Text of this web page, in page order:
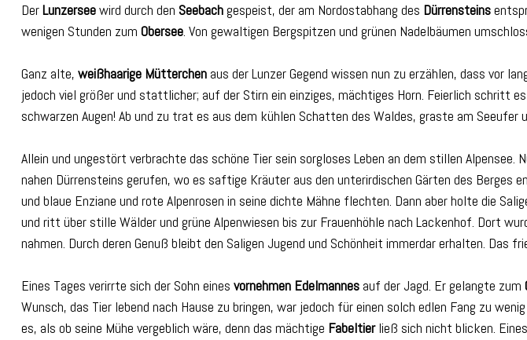
DerLunzerseewird durch den Seebach gespeist, der am Nordostabhang des Dürrensteins
wenigen Stunden zum Obersee. Von gewaltigen Bergspitzen und grünen Nadelbäumen
Ganz alte, weißhaarige Mütterchen aus der Lunzer Gegend wissen nun zu erzählen, dass vor
jedoch viel größer und stattlicher; auf der Stirn ein einziges, mächtiges Horn. Feierlich schritt
schwarzen Augen! Ab und zu trat es aus dem kühlen Schatten des Waldes, graste am Seeufer
Allein und ungestört verbrachte das schöne Tier sein sorgloses Leben an dem stillen
nahen Dürrensteins gerufen, wo es saftige Kräuter aus den unterirdischen Gärten des
und blaue Enziane und rote Alpenrosen in seine dichte Mähne flechten. Dann aber holte die
und ritt über stille Wälder und grüne Alpenwiesen bis zur Frauenhöhle nach Lackenhof. Dort
nahmen. Durch deren Genuß bleibt den Saligen Jugend und Schönheit immerdar erhalten.
Eines Tages verirrte sich der Sohn eines vornehmen Edelmannes auf der Jagd. Er gelangte zum
Wunsch, das Tier lebend nach Hause zu bringen, war jedoch für einen solch edlen Fang zu
es, als ob seine Mühe vergeblich wäre, denn das mächtige Fabeltierließ sich nicht blicken.